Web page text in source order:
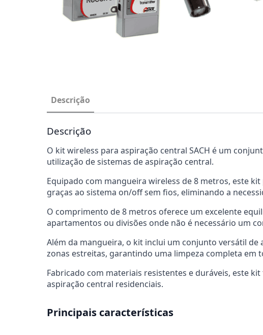
Descrição
Descrição
O kit wireless para aspiração central SACH é um
utilização de sistemas de aspiração central.
Equipado com mangueira wireless de 8 metros, este
graças ao sistema on/off sem fios, eliminando a
O comprimento de 8 metros oferece um excelente
apartamentos ou divisões onde não é necessário um
Além da mangueira, o kit inclui um conjunto versátil
zonas estreitas, garantindo uma limpeza completa em
Fabricado com materiais resistentes e duráveis, este
aspiração central residenciais.
Principais características